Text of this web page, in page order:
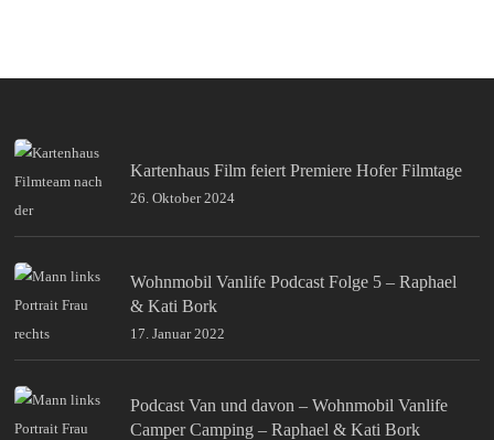
Kartenhaus Film feiert Premiere Hofer Filmtage
26. Oktober 2024
Wohnmobil Vanlife Podcast Folge 5 – Raphael
& Kati Bork
17. Januar 2022
Podcast Van und davon – Wohnmobil Vanlife
Camper Camping – Raphael & Kati Bork